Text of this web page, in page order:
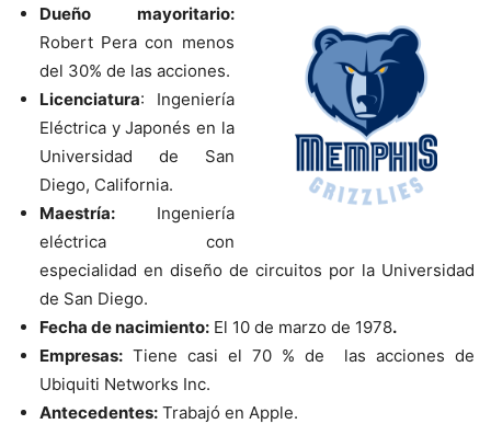
Dueño mayoritario:
Robert Pera con menos
del 30% de las acciones.
Licenciatura: Ingeniería
Eléctrica y Japonés en la
Universidad de San
Diego, California.
Maestría: Ingeniería
eléctrica con
especialidad en diseño de circuitos por la Universidad
de San Diego.
Fecha de nacimiento: El 10 de marzo de 1978.
Empresas: Tiene casi el 70 % de las acciones de
Ubiquiti Networks Inc.
Antecedentes: Trabajó en Apple.